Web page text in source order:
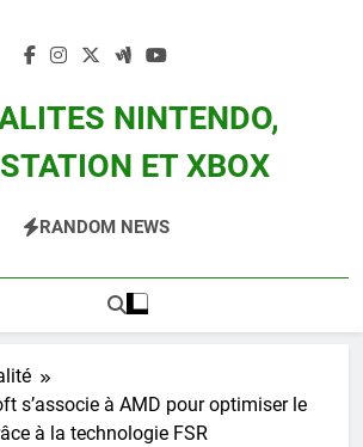
NINTENDO,
ET XBOX
Splatoon, Pokemon Entre Autres
RANDOM NEWS
s’associe à AMD pour optimiser le
à la technologie FSR